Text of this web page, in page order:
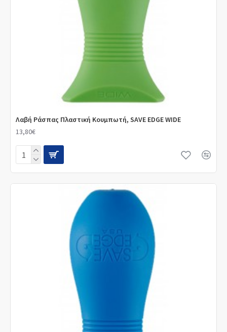
Λαβή Ράσπας Πλαστική Κουμπωτή, SAVE EDGE WIDE
13,80€